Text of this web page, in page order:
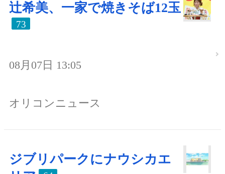
辻希美、一家で焼きそば12玉
73
08月07日 13:05
オリコンニュース
ジブリパークにナウシカエ